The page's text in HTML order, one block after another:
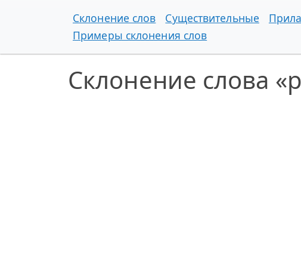
Склонение слов Существительные
Примеры склонения слов
Склонение слова